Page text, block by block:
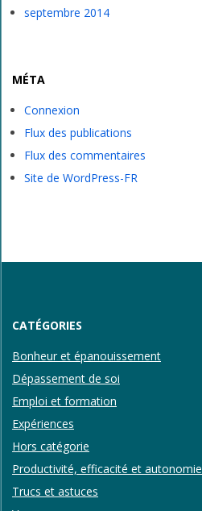
septembre 2014
MÉTA
Connexion
Flux des publications
Flux des commentaires
Site de WordPress-FR
CATÉGORIES
Bonheur et épanouissement
Dépassement de soi
Emploi et formation
Expériences
Hors catégorie
Productivité, efficacité et autonomie
Trucs et astuces